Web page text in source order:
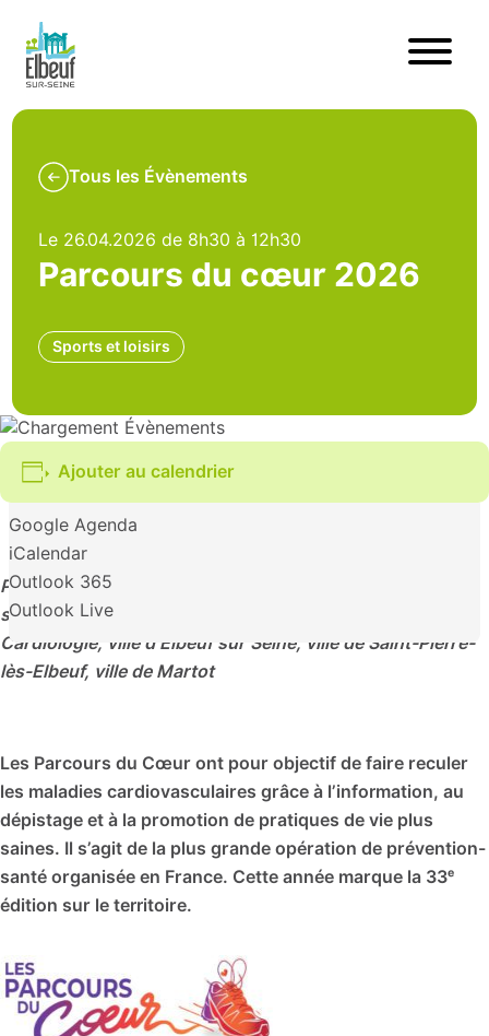
Tous les Évènements
Le 26.04.2026 de 8h30 à 12h30
Parcours du cœur 2026
Sports et loisirs
Ajouter au calendrier
Google Agenda
iCalendar
Outlook 365
Outlook Live
Partenaires : Office Municipal des Sports, Maison sport-
santé Territoire Elbeuvien, Fédération Française de
Cardiologie, ville d’Elbeuf sur Seine, ville de Saint-Pierre-
lès-Elbeuf, ville de Martot
Les Parcours du Cœur ont pour objectif de faire reculer
les maladies cardiovasculaires grâce à l’information, au
dépistage et à la promotion de pratiques de vie plus
saines. Il s’agit de la plus grande opération de prévention-
santé organisée en France. Cette année marque la 33ᵉ
édition sur le territoire.